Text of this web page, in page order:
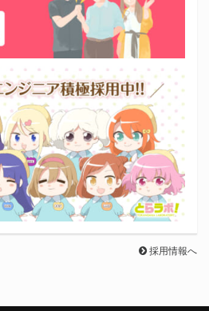
採用情報へ